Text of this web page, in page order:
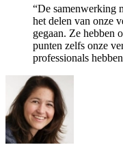
“De samenwerking
het delen van onze
gegaan. Ze hebben
punten zelfs onze
professionals